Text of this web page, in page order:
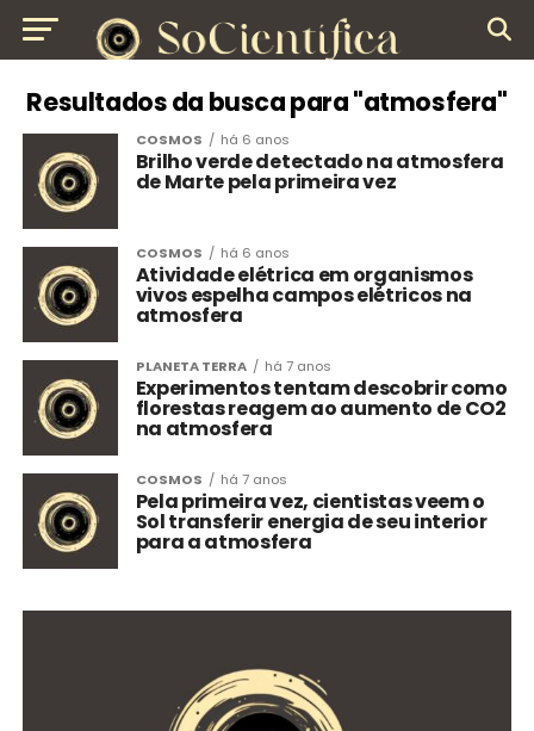
Resultados da busca para "atmosfera"
COSMOS há 6 anos
Brilho verde detectado na atmosfera
de Marte pela primeira vez
COSMOS há 6 anos
Atividade elétrica em organismos
vivos espelha campos elétricos na
atmosfera
PLANETA TERRA há 7 anos
Experimentos tentam descobrir como
florestas reagem ao aumento de CO2
na atmosfera
COSMOS há 7 anos
Pela primeira vez, cientistas veem o
Sol transferir energia de seu interior
para a atmosfera